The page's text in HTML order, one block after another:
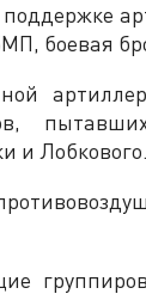
поддержке
боевая
и Лобкового.